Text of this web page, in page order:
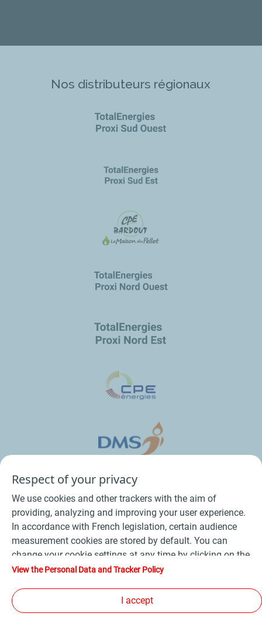
Nos distributeurs régionaux
Conditions Générales de Vente Bois
Conditions Générales d’Utilisation
Respect of your privacy
We use cookies and other trackers with the aim of
providing, analyzing and improving your user experience.
In accordance with French legislation, certain audience
measurement cookies are stored by default. You can
change your cookie settings at any time by clicking on the
"Manage my cookies" button. By clicking on the "Accept"
device. If you click on "Decline", only the technical cookies
required for the site to function correctly will be used. For
View the Personal Data and Tracker Policy
I accept